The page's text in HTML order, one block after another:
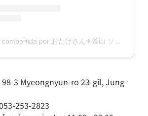
98-3 Myeongnyun-ro 23-gil, Jung-
253-2823